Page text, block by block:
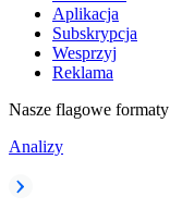
Aplikacja
Subskrypcja
Wesprzyj
Reklama
Nasze flagowe formaty
Analizy